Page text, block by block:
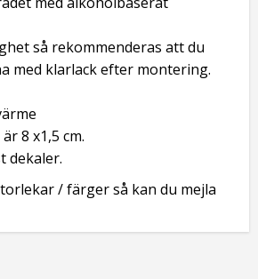
så rekommenderas att du
med klarlack efter montering.
8 x1,5 cm.
dekaler.
/ färger så kan du mejla